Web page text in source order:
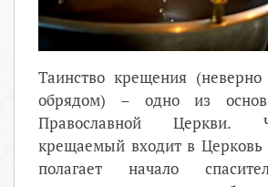
Таинство крещения (неверно
обрядом) – одно из
Православной Церкви.
крещаемый входит в Церковь
полагает начало